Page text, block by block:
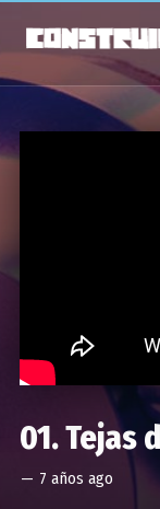
01. Tejas
— 7 años ago